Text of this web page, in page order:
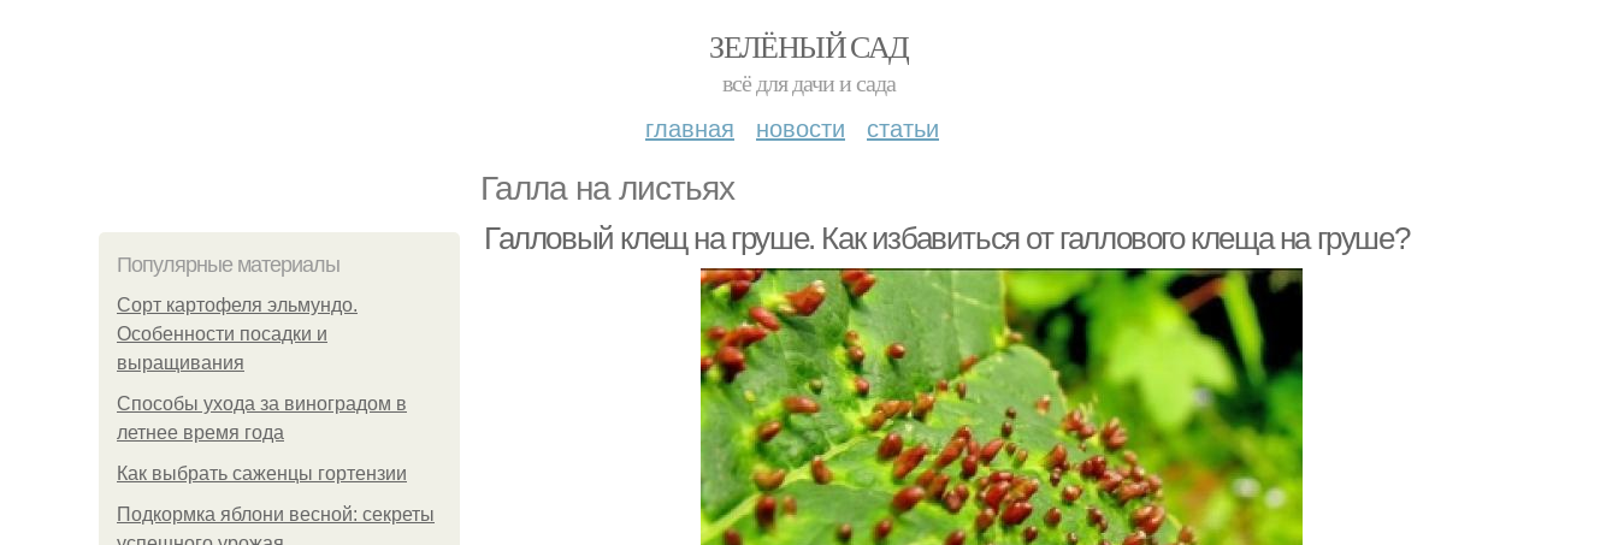
ЗЕЛЁНЫЙ САД
всё для дачи и сада
главная новости статьи
Галла на листьях
Популярные материалы
Сорт картофеля эльмундо.
Особенности посадки и
выращивания
Способы ухода за виноградом в
летнее время года
Как выбрать саженцы гортензии
Подкормка яблони весной: секреты
Галловый клещ на груше. Как избавиться от галлового клеща на груше?